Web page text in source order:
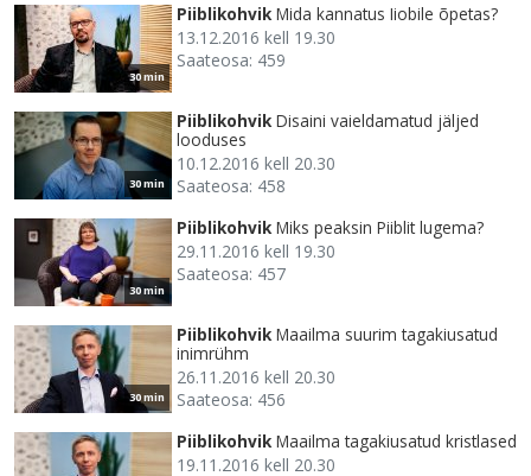
30 min
Piiblikohvik Mida kannatus Iiobile õpetas?
13.12.2016 kell 19.30
Saateosa: 459
30 min
Piiblikohvik Disaini vaieldamatud jäljed
looduses
10.12.2016 kell 20.30
Saateosa: 458
30 min
Piiblikohvik Miks peaksin Piiblit lugema?
29.11.2016 kell 19.30
Saateosa: 457
30 min
Piiblikohvik Maailma suurim tagakiusatud
inimrühm
26.11.2016 kell 20.30
Saateosa: 456
Piiblikohvik Maailma tagakiusatud kristlased
19.11.2016 kell 20.30